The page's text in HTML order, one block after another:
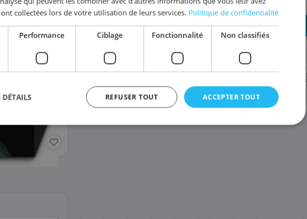
−
Complétez la série957XL
105,48 € 405
Retour 14
collectées lors de votre utilisation de leurs services. Politique de confidentialité
Performance Ciblage Fonctionnalité Non classifiés
ACCEPTER TOUT
REFUSER TOUT
DÉTAILS